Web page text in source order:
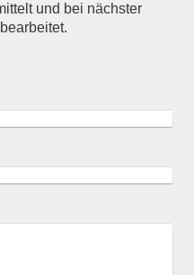
und bei nächster